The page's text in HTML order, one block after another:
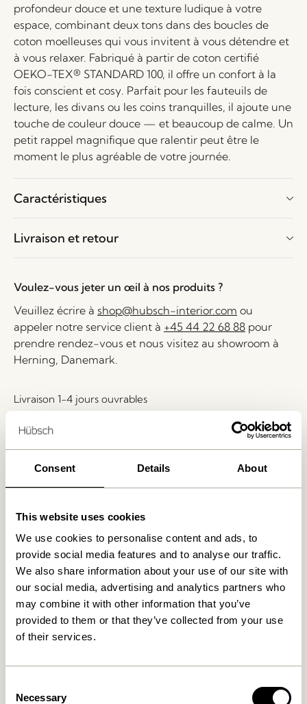
Consent Details About
This website uses cookies
We use cookies to personalise content and ads, to
provide social media features and to analyse our traffic.
We also share information about your use of our site with
our social media, advertising and analytics partners who
may combine it with other information that you’ve
provided to them or that they’ve collected from your use
of their services.
Selection
Necessary
profondeur douce et une texture ludique à votre
espace, combinant deux tons dans des boucles de
coton moelleuses qui vous invitent à vous détendre et
à vous relaxer. Fabriqué à partir de coton certifié
OEKO-TEX® STANDARD 100, il offre un confort à la
fois conscient et cosy. Parfait pour les fauteuils de
lecture, les divans ou les coins tranquilles, il ajoute une
touche de couleur douce — et beaucoup de calme. Un
petit rappel magnifique que ralentir peut être le
moment le plus agréable de votre journée.
Caractéristiques
Livraison et retour
Voulez-vous jeter un œil à nos produits ?
Veuillez écrire à shop@hubsch-interior.com ou
appeler notre service client à +45 44 22 68 88 pour
prendre rendez-vous et nous visitez au showroom à
Herning, Danemark.
Livraison 1-4 jours ouvrables
Livraison gratuite à partir de
Produits similaires